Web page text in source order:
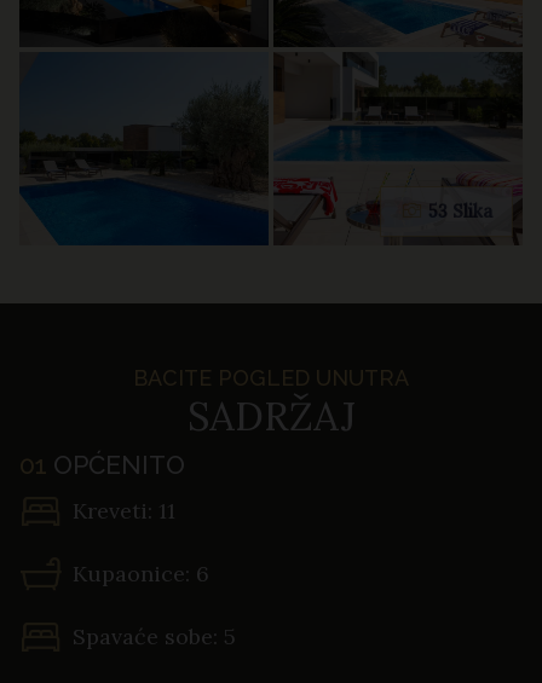
53 Slika
BACITE POGLED UNUTRA
SADRŽAJ
01 OPĆENITO
Kreveti: 11
Kupaonice: 6
Spavaće sobe: 5